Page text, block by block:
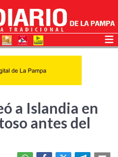
a Islandia en
antes del